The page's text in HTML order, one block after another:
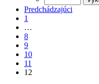
Predchádzajúci
1
…
8
9
10
11
12